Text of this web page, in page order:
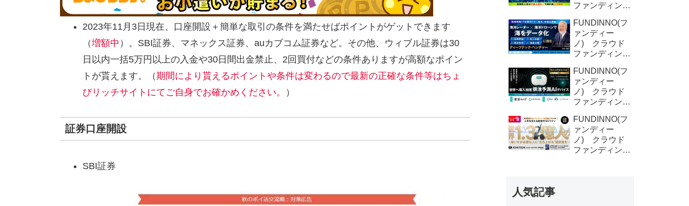
2023年11月3日現在、口座開設＋簡単な取引の条件を満たせばポイントがゲットできます
（増額中 ）。SBI証券、マネックス証券、auカブコム証券など。その他、ウィブル証券は30
日以内一括5万円以上の入金や30日間出金禁止、2回買付などの条件ありますが高額なポイン
トが貰えます。（期間により貰えるポイントや条件は変わるので最新の正確な条件等はちょ
びリッチサイトにてご自身でお確かめください。
）
証券口座開設
SBI証券
ファンディング
報 オクシリ
ア株式会社
（2回目)
FUNDINNO(フ
ァンディー
ノ) クラウド
ファンディング
報 ORNIS株
式会社
FUNDINNO(フ
ァンディー
ノ) クラウド
ファンディング
報 DFree株式
会社
FUNDINNO(フ
ァンディー
ノ) クラウド
ファンディング
人気記事